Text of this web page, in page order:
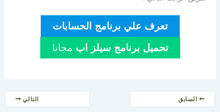
تعرف علي برنامج الحسابات
تحميل برنامج سيلز اب مجانا
السابق التالي